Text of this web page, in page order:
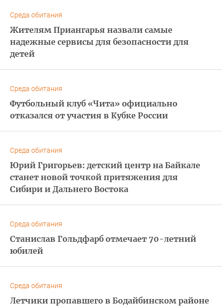
Среда обитания
Жителям Приангарья назвали самые
надежные сервисы для безопасности для
детей
Среда обитания
Футбольный клуб «Чита» официально
отказался от участия в Кубке России
Среда обитания
Юрий Григорьев: детский центр на Байкале
станет новой точкой притяжения для
Сибири и Дальнего Востока
Среда обитания
Станислав Гольдфарб отмечает 70-летний
юбилей
Среда обитания
Летчики пропавшего в Бодайбинском районе